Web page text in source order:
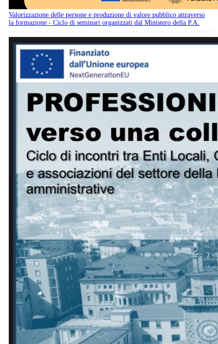
Valorizzazione delle persone e produzione di valore pubblico attraverso
la formazione - Ciclo di seminari organizzati dal Ministero della P.A.